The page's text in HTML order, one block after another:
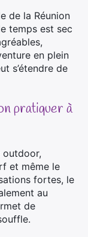
de la Réunion
temps est sec
en plein
s’étendre de
pratiquer à
outdoor,
et même le
fortes, le
au
de